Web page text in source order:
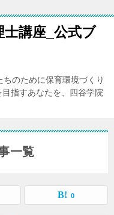
士講座_公式ブ
のために保育環境づくり
指すあなたを、四谷学院
一覧
0